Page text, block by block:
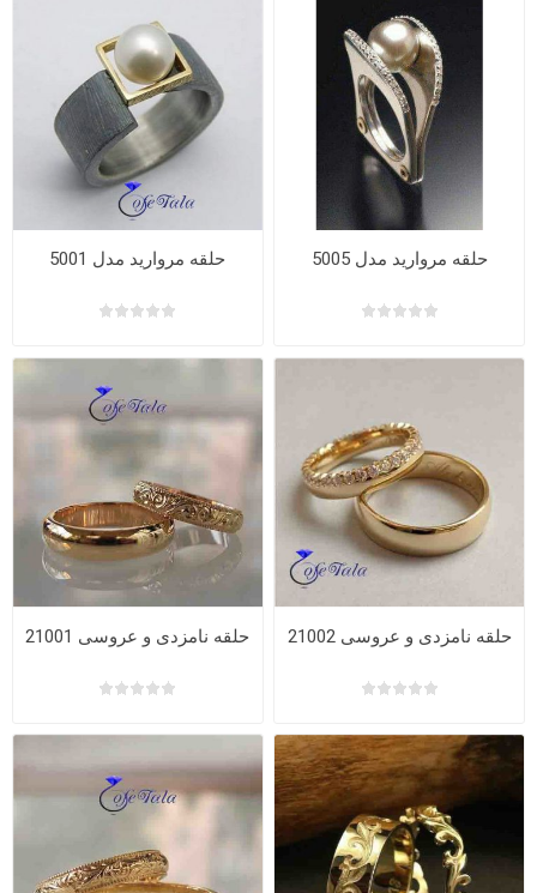
حلقه مروارید مدل 5001 حلقه مروارید مدل 5005
حلقه نامزدی و عروسی 21001 حلقه نامزدی و عروسی 21002